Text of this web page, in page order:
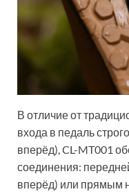
В отличие от
входа в педаль
вперёд), CL-MT001
соединения:
вперёд) или прямым